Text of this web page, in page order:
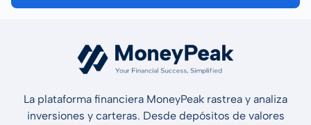
La plataforma financiera MoneyPeak rastrea y analiza
inversiones y carteras. Desde depósitos de valores